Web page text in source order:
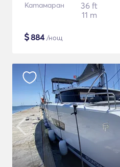
Катамаран
36 ft
11 m
$884/нощ